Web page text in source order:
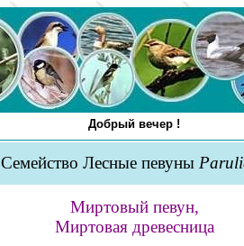
Добрый вечер !
Семейство Лесные певуны
Миртовый певун,
Миртовая древесница